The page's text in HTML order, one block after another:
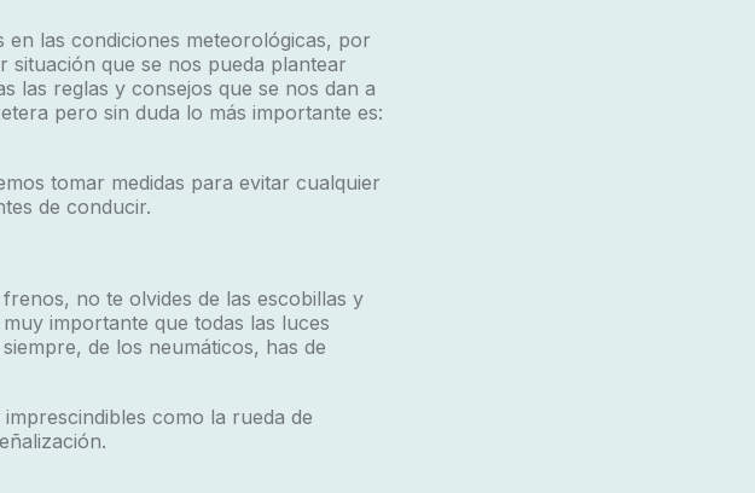
las condiciones meteorológicas, por
situación que se nos pueda plantear
las reglas y consejos que se nos dan a
pero sin duda lo más importante es:
tomar medidas para evitar cualquier
de conducir.
no te olvides de las escobillas y
importante que todas las luces
de los neumáticos, has de
como la rueda de